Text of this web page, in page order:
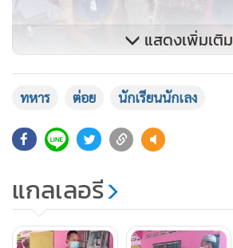
แสดงเพิ่มเติม
ทหาร ต่อย นักเรียนนักเลง
แกลเลอรี